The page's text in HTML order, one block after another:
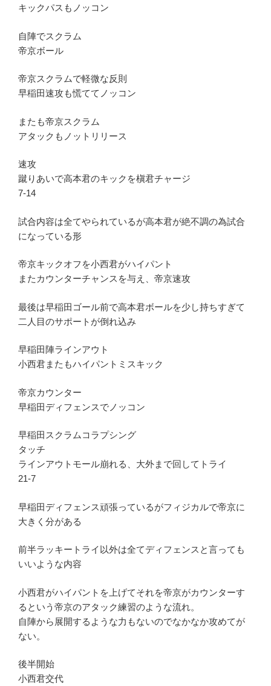
キックパスもノッコン
自陣でスクラム
帝京ボール
帝京スクラムで軽微な反則
早稲田速攻も慌ててノッコン
またも帝京スクラム
アタックもノットリリース
速攻
蹴りあいで高本君のキックを槇君チャージ
7-14
試合内容は全てやられているが高本君が絶不調の為試合
になっている形
帝京キックオフを小西君がハイパント
またカウンターチャンスを与え、帝京速攻
最後は早稲田ゴール前で高本君ボールを少し持ちすぎて
二人目のサポートが倒れ込み
早稲田陣ラインアウト
小西君またもハイパントミスキック
帝京カウンター
早稲田ディフェンスでノッコン
早稲田スクラムコラプシング
タッチ
ラインアウトモール崩れる、大外まで回してトライ
21-7
早稲田ディフェンス頑張っているがフィジカルで帝京に
大きく分がある
前半ラッキートライ以外は全てディフェンスと言っても
いいような内容
小西君がハイパントを上げてそれを帝京がカウンターす
るという帝京のアタック練習のような流れ。
自陣から展開するような力もないのでなかなか攻めてが
ない。
後半開始
小西君交代